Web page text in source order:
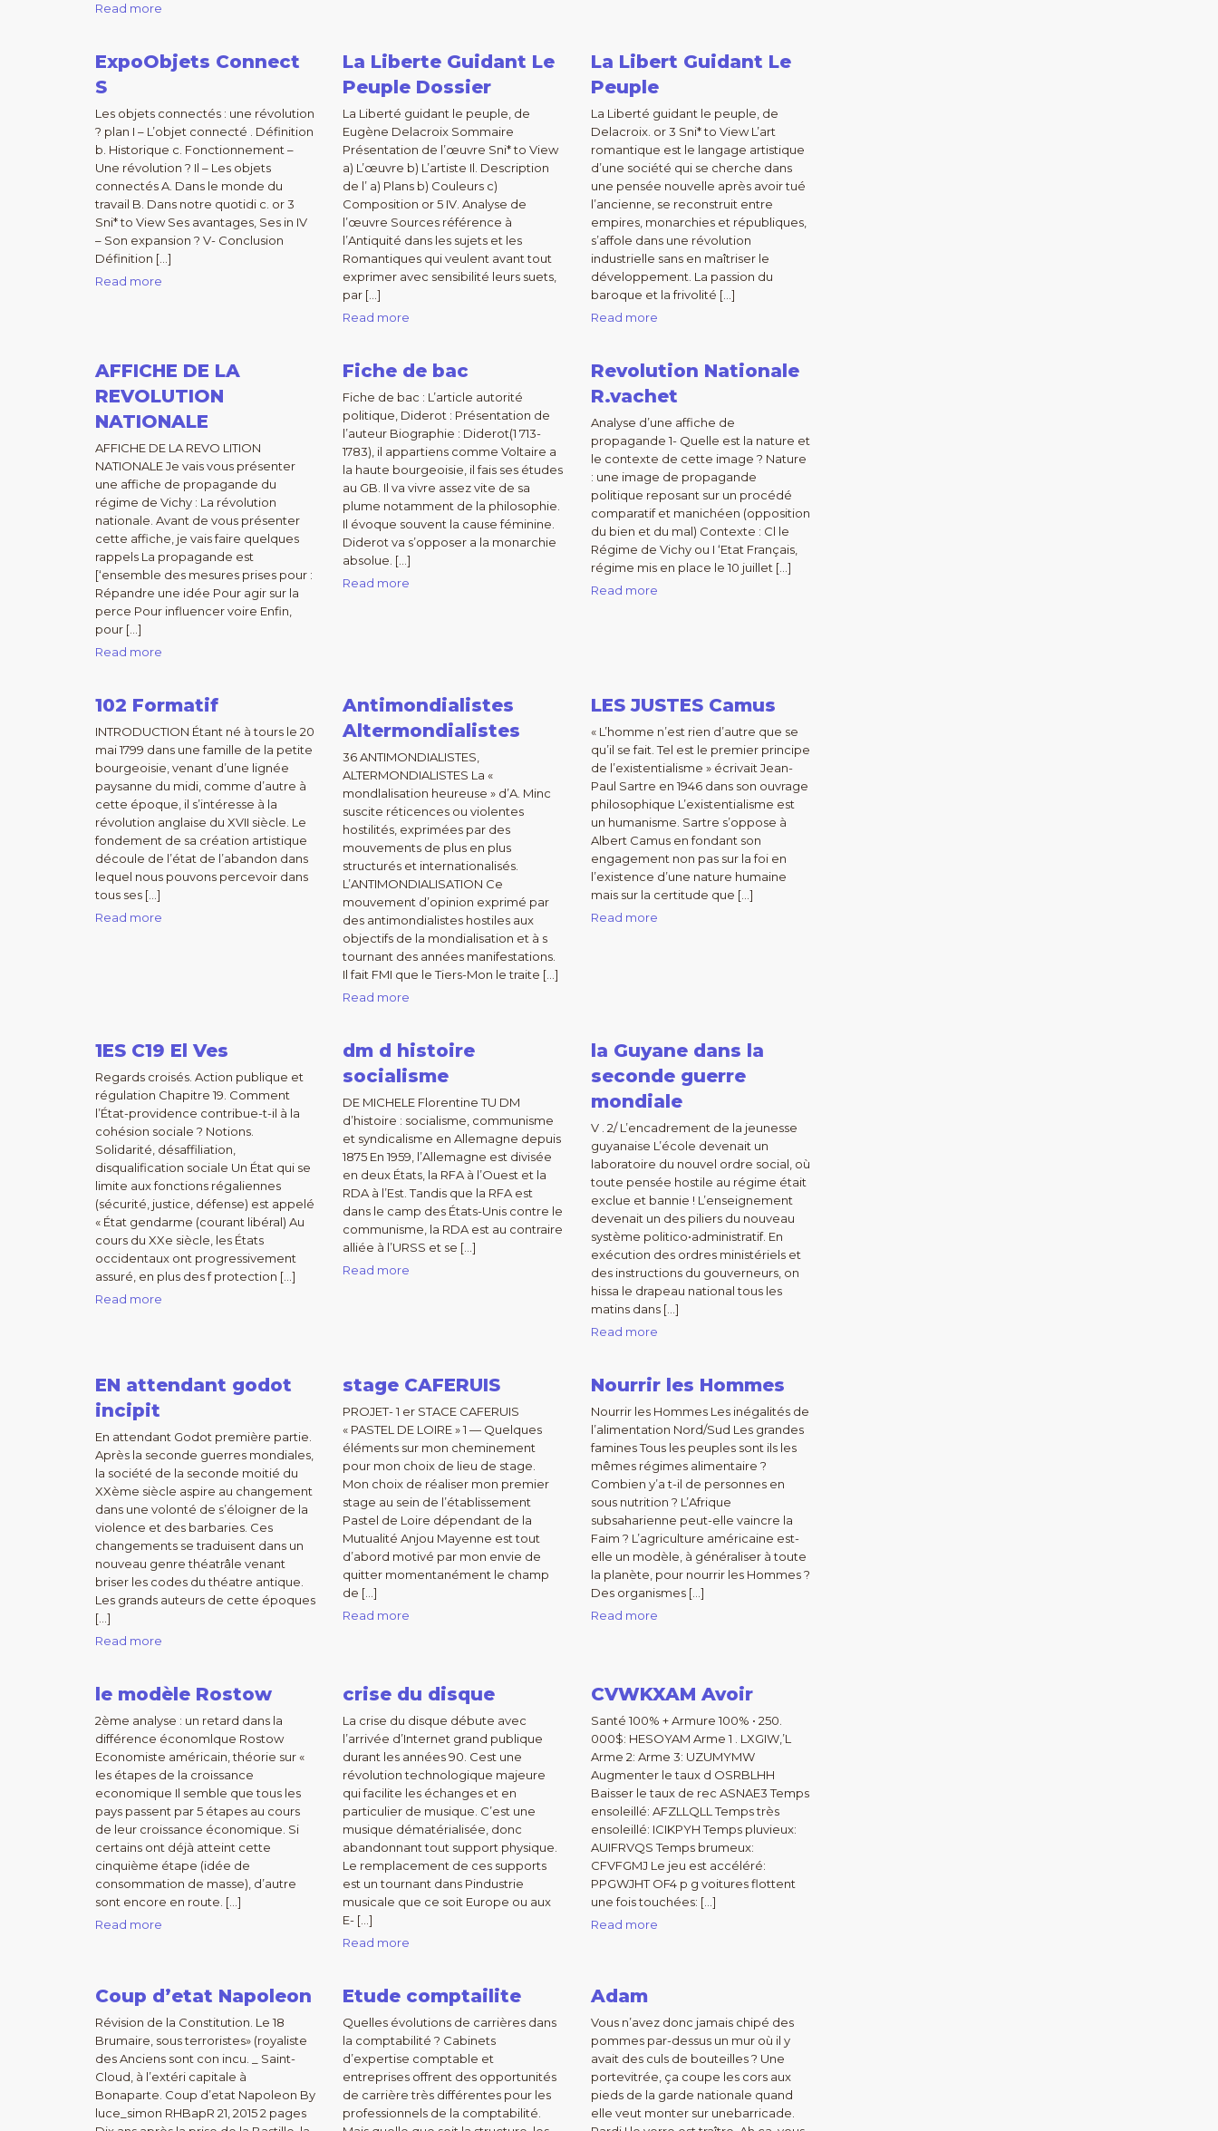
Read more
ExpoObjets Connect
S
Les objets connectés : une révolution
? plan I – L’objet connecté . Définition
b. Historique c. Fonctionnement –
Une révolution ? Il – Les objets
connectés A. Dans le monde du
travail B. Dans notre quotidi c. or 3
Sni* to View Ses avantages, Ses in IV
– Son expansion ? V- Conclusion
Définition […]
Read more
La Liberte Guidant Le
Peuple Dossier
La Liberté guidant le peuple, de
Eugène Delacroix Sommaire
Présentation de l’œuvre Sni* to View
a) L’œuvre b) L’artiste Il. Description
de l’ a) Plans b) Couleurs c)
Composition or 5 IV. Analyse de
l’œuvre Sources référence à
l’Antiquité dans les sujets et les
Romantiques qui veulent avant tout
exprimer avec sensibilité leurs suets,
par […]
Read more
La Libert Guidant Le
Peuple
La Liberté guidant le peuple, de
Delacroix. or 3 Sni* to View L’art
romantique est le langage artistique
d’une société qui se cherche dans
une pensée nouvelle après avoir tué
l’ancienne, se reconstruit entre
empires, monarchies et républiques,
s’affole dans une révolution
industrielle sans en maîtriser le
développement. La passion du
baroque et la frivolité […]
Read more
AFFICHE DE LA
REVOLUTION
NATIONALE
AFFICHE DE LA REVO LITION
NATIONALE Je vais vous présenter
une affiche de propagande du
régime de Vichy : La révolution
nationale. Avant de vous présenter
cette affiche, je vais faire quelques
rappels La propagande est
[‘ensemble des mesures prises pour :
Répandre une idée Pour agir sur la
perce Pour influencer voire Enfin,
pour […]
Read more
Fiche de bac
Fiche de bac : L’article autorité
politique, Diderot : Présentation de
l’auteur Biographie : Diderot(1 713-
1783), il appartiens comme Voltaire a
la haute bourgeoisie, il fais ses études
au GB. Il va vivre assez vite de sa
plume notamment de la philosophie.
Il évoque souvent la cause féminine.
Diderot va s’opposer a la monarchie
absolue. […]
Read more
Revolution Nationale
R.vachet
Analyse d’une affiche de
propagande 1- Quelle est la nature et
le contexte de cette image ? Nature
: une image de propagande
politique reposant sur un procédé
comparatif et manichéen (opposition
du bien et du mal) Contexte : Cl le
Régime de Vichy ou I ‘Etat Français,
régime mis en place le 10 juillet […]
Read more
102 Formatif
INTRODUCTION Étant né à tours le 20
mai 1799 dans une famille de la petite
bourgeoisie, venant d’une lignée
paysanne du midi, comme d’autre à
cette époque, il s’intéresse à la
révolution anglaise du XVII siècle. Le
fondement de sa création artistique
découle de l’état de l’abandon dans
lequel nous pouvons percevoir dans
tous ses […]
Read more
Antimondialistes
Altermondialistes
36 ANTIMONDIALISTES,
ALTERMONDIALISTES La «
mondlalisation heureuse » d’A. Minc
suscite réticences ou violentes
hostilités, exprimées par des
mouvements de plus en plus
structurés et internationalisés.
L’ANTIMONDIALISATION Ce
mouvement d’opinion exprimé par
des antimondialistes hostiles aux
objectifs de la mondialisation et à s
tournant des années manifestations.
Il fait FMI que le Tiers-Mon le traite […]
Read more
LES JUSTES Camus
« L’homme n’est rien d’autre que se
qu’il se fait. Tel est le premier principe
de l’existentialisme » écrivait Jean-
Paul Sartre en 1946 dans son ouvrage
philosophique L’existentialisme est
un humanisme. Sartre s’oppose à
Albert Camus en fondant son
engagement non pas sur la foi en
l’existence d’une nature humaine
mais sur la certitude que […]
Read more
1ES C19 El Ves
Regards croisés. Action publique et
régulation Chapitre 19. Comment
l’État-providence contribue-t-il à la
cohésion sociale ? Notions.
Solidarité, désaffiliation,
disqualification sociale Un État qui se
limite aux fonctions régaliennes
(sécurité, justice, défense) est appelé
« État gendarme (courant libéral) Au
cours du XXe siècle, les États
occidentaux ont progressivement
assuré, en plus des f protection […]
Read more
dm d histoire
socialisme
DE MICHELE Florentine TU DM
d’histoire : socialisme, communisme
et syndicalisme en Allemagne depuis
1875 En 1959, l’Allemagne est divisée
en deux États, la RFA à l’Ouest et la
RDA à l’Est. Tandis que la RFA est
dans le camp des États-Unis contre le
communisme, la RDA est au contraire
alliée à l’URSS et se […]
Read more
la Guyane dans la
seconde guerre
mondiale
V . 2/ L’encadrement de la jeunesse
guyanaise L’école devenait un
laboratoire du nouvel ordre social, où
toute pensée hostile au régime était
exclue et bannie ! L’enseignement
devenait un des piliers du nouveau
système politico•administratif. En
exécution des ordres ministériels et
des instructions du gouverneurs, on
hissa le drapeau national tous les
matins dans […]
Read more
EN attendant godot
incipit
En attendant Godot première partie.
Après la seconde guerres mondiales,
la société de la seconde moitié du
XXème siècle aspire au changement
dans une volonté de s’éloigner de la
violence et des barbaries. Ces
changements se traduisent dans un
nouveau genre théatrâle venant
briser les codes du théatre antique.
Les grands auteurs de cette époques
[…]
Read more
stage CAFERUIS
PROJET- 1 er STACE CAFERUIS
« PASTEL DE LOIRE » 1 — Quelques
éléments sur mon cheminement
pour mon choix de lieu de stage.
Mon choix de réaliser mon premier
stage au sein de l’établissement
Pastel de Loire dépendant de la
Mutualité Anjou Mayenne est tout
d’abord motivé par mon envie de
quitter momentanément le champ
de […]
Read more
Nourrir les Hommes
Nourrir les Hommes Les inégalités de
l’alimentation Nord/Sud Les grandes
famines Tous les peuples sont ils les
mêmes régimes alimentaire ?
Combien y’a t-il de personnes en
sous nutrition ? L’Afrique
subsaharienne peut-elle vaincre la
Faim ? L’agriculture américaine est-
elle un modèle, à généraliser à toute
la planète, pour nourrir les Hommes ?
Des organismes […]
Read more
le modèle Rostow
2ème analyse : un retard dans la
différence économlque Rostow
Economiste américain, théorie sur «
les étapes de la croissance
economique Il semble que tous les
pays passent par 5 étapes au cours
de leur croissance économique. Si
certains ont déjà atteint cette
cinquième étape (idée de
consommation de masse), d’autre
sont encore en route. […]
Read more
crise du disque
La crise du disque débute avec
l’arrivée d’Internet grand publique
durant les années 90. Cest une
révolution technologique majeure
qui facilite les échanges et en
particulier de musique. C’est une
musique dématérialisée, donc
abandonnant tout support physique.
Le remplacement de ces supports
est un tournant dans Pindustrie
musicale que ce soit Europe ou aux
E- […]
Read more
CVWKXAM Avoir
Santé 100% + Armure 100% • 250.
000$: HESOYAM Arme 1 . LXGIW,’L
Arme 2: Arme 3: UZUMYMW
Augmenter le taux d OSRBLHH
Baisser le taux de rec ASNAE3 Temps
ensoleillé: AFZLLQLL Temps très
ensoleillé: ICIKPYH Temps pluvieux:
AUIFRVQS Temps brumeux:
CFVFGMJ Le jeu est accéléré:
PPGWJHT OF4 p g voitures flottent
une fois touchées: […]
Read more
Coup d’etat Napoleon
Révision de la Constitution. Le 18
Brumaire, sous terroristes» (royaliste
des Anciens sont con incu. _ Saint-
Cloud, à l’extéri capitale à
Bonaparte. Coup d’etat Napoleon By
luce_simon RHBapR 21, 2015 2 pages
Etude comptailite
Quelles évolutions de carrières dans
la comptabilité ? Cabinets
d’expertise comptable et
entreprises offrent des opportunités
de carrière très différentes pour les
professionnels de la comptabilité.
Adam
Vous n’avez donc jamais chipé des
pommes par-dessus un mur où il y
avait des culs de bouteilles ? Une
portevitrée, ça coupe les cors aux
pieds de la garde nationale quand
elle veut monter sur unebarricade.